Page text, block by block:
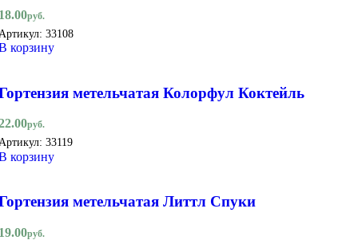
руб.
33108
корзину
метельчатая Колорфул Коктейль
руб.
33119
корзину
метельчатая Литтл Спуки
руб.